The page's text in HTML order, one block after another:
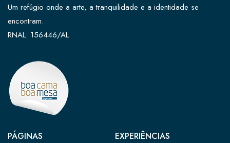
Um refúgio onde a arte, a tranquilidade e a identidade se
encontram.
RNAL: 156446/AL
PÁGINAS EXPERIÊNCIAS